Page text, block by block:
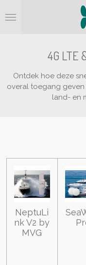
direct
4G LTE
Ontdek hoe deze
overal toegang
land- en
NeptuLi
nk V2 by
MVG